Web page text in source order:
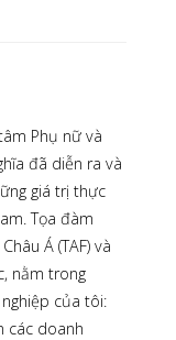
Phụ nữ và
đã diễn ra và
giá trị thực
Tọa đàm
Á (TAF) và
nằm trong
của tôi:
các doanh